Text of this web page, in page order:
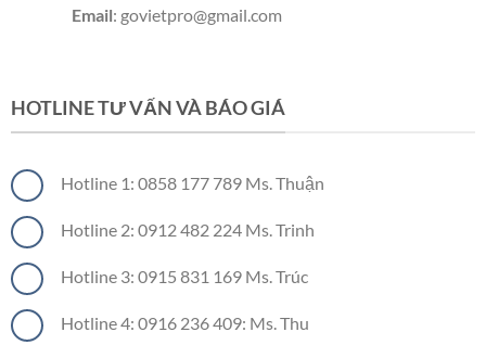
Email: govietpro@gmail.com
HOTLINE TƯ VẤN VÀ BÁO GIÁ
Hotline 1: 0858 177 789 Ms. Thuận
Hotline 2: 0912 482 224 Ms. Trinh
Hotline 3: 0915 831 169 Ms. Trúc
Hotline 4: 0916 236 409: Ms. Thu